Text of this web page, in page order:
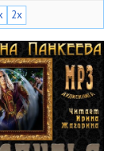
13:56
16:15
12:45
12:19
2x